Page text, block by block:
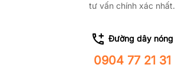
tư vấn chính xác nhất.
Đường dây nóng
0904 77 21 31